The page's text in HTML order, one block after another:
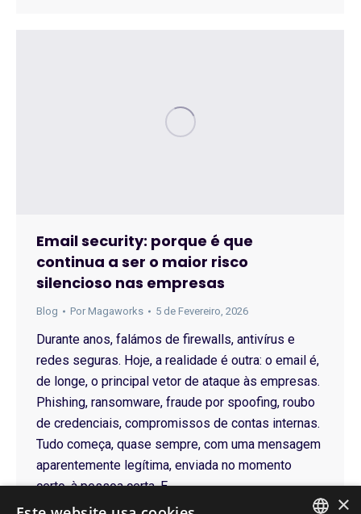
Email security: porque é que
continua a ser o maior risco
silencioso nas empresas
Blog Por Magaworks 5 de Fevereiro, 2026
Durante anos, falámos de firewalls, antivírus e
redes seguras. Hoje, a realidade é outra: o email é,
de longe, o principal vetor de ataque às empresas.
Phishing, ransomware, fraude por spoofing, roubo
de credenciais, compromissos de contas internas.
Tudo começa, quase sempre, com uma mensagem
aparentemente legítima, enviada no momento
certo, à pessoa certa. E…
×